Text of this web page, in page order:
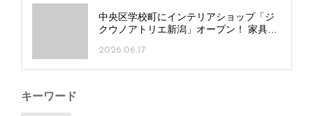
中央区学校町にインテリアショップ「ジ
クウノアトリエ新潟」オープン！ 家具・
に
2026.06.17
キーワード